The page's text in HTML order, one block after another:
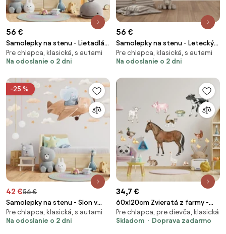
56 €
Samolepky na stenu - Lietadlá,
vrtuľník a vzducholoď
Pre chlapca, klasická, s autami
Na odoslanie o 2 dni
56 €
Samolepky na stenu - Letecký
deň
Pre chlapca, klasická, s autami
Na odoslanie o 2 dni
-25 %
42 €56 €
Samolepky na stenu - Slon v
lietadle
Pre chlapca, klasická, s autami
Na odoslanie o 2 dni
34,7 €
60x120cm Zvieratá z farmy -
textilná nálepka na stenu
Pre chlapca, pre dievča, klasická
Skladom
Doprava zadarmo